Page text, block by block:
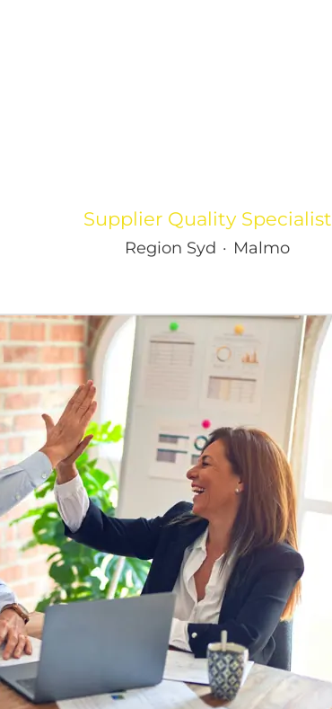
Supplier Quality Specialist
Region Syd · Malmo